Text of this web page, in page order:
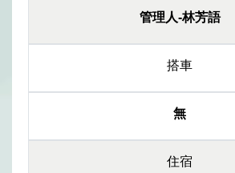
管理人-林芳語
搭車
無
住宿